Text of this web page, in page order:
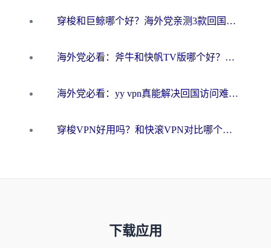
穿梭和巨鲸哪个好？海外党亲测3款回国加速器，教你避开90%的坑
海外党必看：斧牛和快帆TV版哪个好？3分钟选对回国加速器，无缝刷B站、追热剧
海外党必看：yy vpn真能解决回国访问难题？附云极initap测评+免费方案对比
穿梭VPN好用吗？和快滚VPN对比哪个回国效果更好？海外党选回国加速器必看指南
下载应用